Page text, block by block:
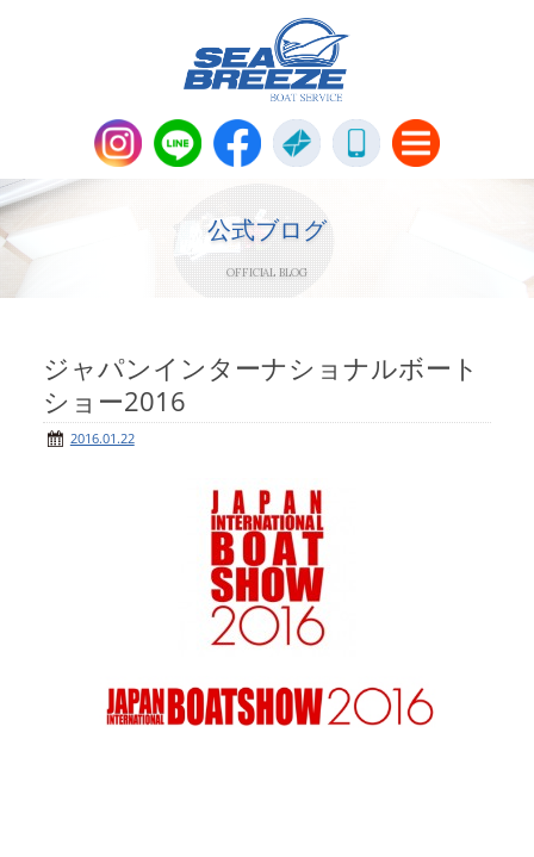
Parts＆Apparel
パーツ販売・アパレル商品
ニュース＆トピックス
公式ブログ
OFFICIAL BLOG
ジャパンインターナショナルボート
ショー2016
2016.01.22